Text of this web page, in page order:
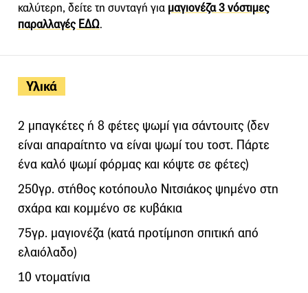
Υλικά
2 μπαγκέτες ή 8 φέτες ψωμί για σάντουιτς (δεν
είναι απαραίτητο να είναι ψωμί του τοστ. Πάρτε
ένα καλό ψωμί φόρμας και κόψτε σε φέτες)
250γρ. στήθος κοτόπουλο Νιτσιάκος ψημένο στη
σχάρα και κομμένο σε κυβάκια
75γρ. μαγιονέζα (κατά προτίμηση σπιτική από
ελαιόλαδο)
10 ντοματίνια
καλύτερη, δείτε τη συνταγή για μαγιονέζα 3 νόστιμες
παραλλαγές ΕΔΩ.